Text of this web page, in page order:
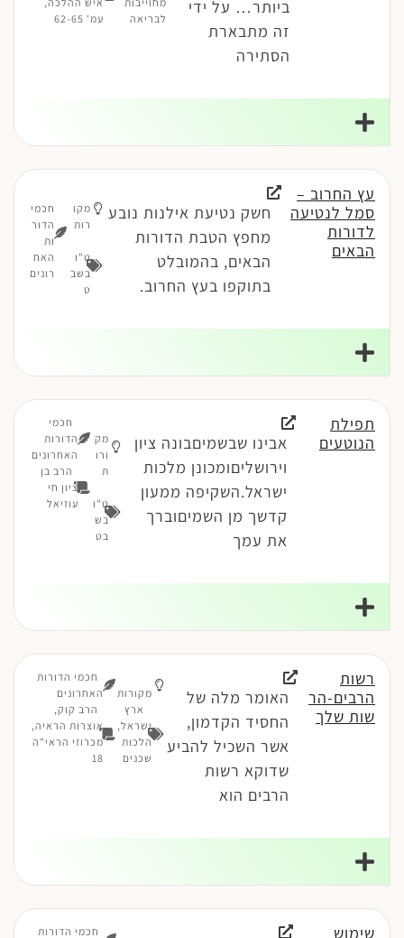
ביותר… על ידי
זה מתבארת
הסתירה
לבריאה
עמ' 62-65
עץ החרוב –
סמל לנטיעה
לדורות
הבאים
חשק נטיעת אילנות נובע
מחפץ הטבת הדורות
הבאים, בהמובלט
בתוקפו בעץ החרוב.
מקו
רות
ט"ו
בשב
ט
חכמי
הדור
ות
האח
רונים
תפילת
הנוטעים
אבינו שבשמיםבונה ציון
וירושליםומכונן מלכות
ישראל.השקיפה ממעון
קדשך מן השמיםוברך
את עמך
מק
ורו
ת
ט"ו
בש
בט
חכמי
הדורות
האחרונים
הרב בן
ציון חי
עוזיאל
רשות
הרבים-הר
שות שלך
האומר מלה של
החסיד הקדמון,
אשר השכיל להביע
שדוקא רשות
הרבים הוא
מקורות
ארץ
ישראל,
הלכות
שכנים
חכמי הדורות
האחרונים
הרב קוק,
אוצרות הראיה,
מכרוזי הראי"ה
18
שימוש חכמי הדורות